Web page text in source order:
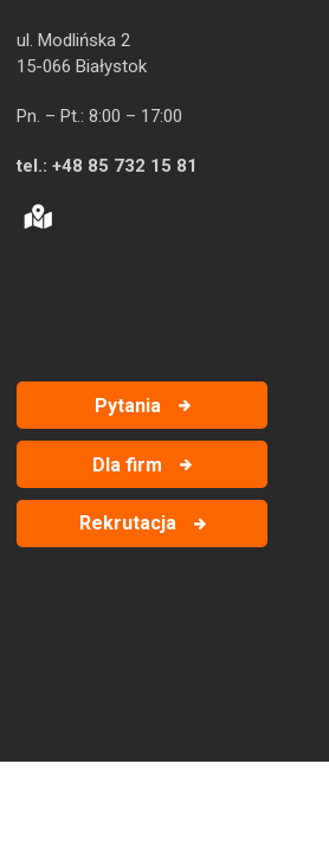
ul. Modlińska 2
15-066 Białystok
Pn. – Pt.: 8:00 – 17:00
tel.: +48 85 732 15 81
Pytania
Dla firm
Rekrutacja